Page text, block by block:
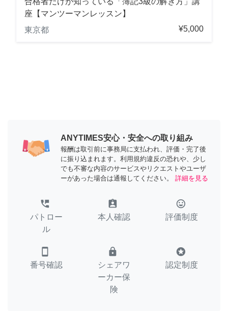
座【マンツーマンレッスン】
東京都
¥5,000
ANYTIMES安心・安全への取り組み
報酬は取引前に事務局に支払われ、評価・完了後
に振り込まれます。利用規約違反の恐れや、少し
でも不審な内容のサービスやリクエストやユーザ
ーがあった場合は通報してください。
詳細を見る
perm_phone_msg
パトロー
ル
assignment_ind
本人確認
tag_faces
評価制度
smartphone
番号確認
lock
シェアワ
ーカー保
険
stars
認定制度